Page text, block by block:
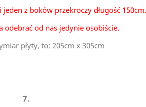
z boków przekroczy długość 150cm.
odebrać od nas jedynie osobiście.
płyty, to: 205cm x 305cm
7.